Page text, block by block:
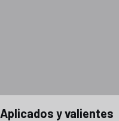
Aplicados y valientes